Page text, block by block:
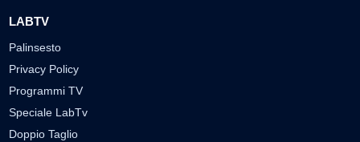
LABTV
Palinsesto
Privacy Policy
Programmi TV
Speciale LabTv
Doppio Taglio